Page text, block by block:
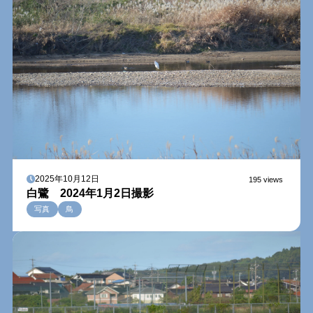
2025年10月12日 195 views
白鷺 2024年1月2日撮影
写真 鳥